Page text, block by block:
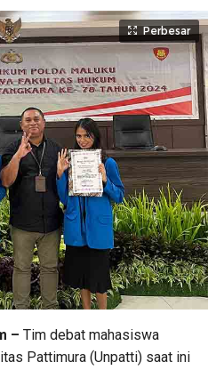
Perbesar
– Tim debat mahasiswa
Pattimura (Unpatti) saat ini